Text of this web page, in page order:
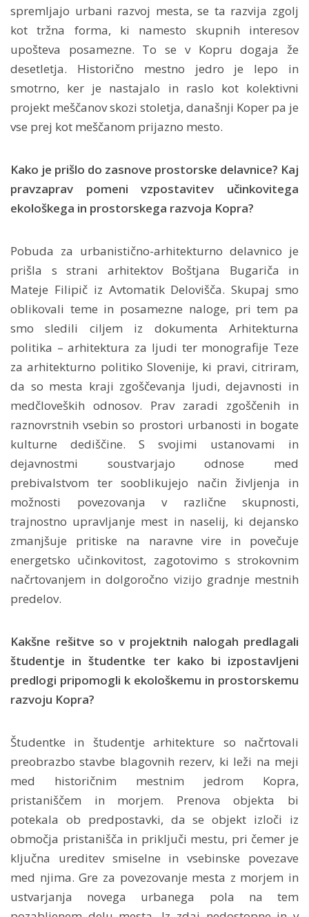
spremljajo urbani razvoj mesta, se ta razvija zgolj
kot tržna forma, ki namesto skupnih interesov
upošteva posamezne. To se v Kopru dogaja že
desetletja. Historično mestno jedro je lepo in
smotrno, ker je nastajalo in raslo kot kolektivni
projekt meščanov skozi stoletja, današnji Koper pa je
vse prej kot meščanom prijazno mesto.
Kako je prišlo do zasnove prostorske delavnice? Kaj
pravzaprav pomeni vzpostavitev učinkovitega
ekološkega in prostorskega razvoja Kopra?
Pobuda za urbanistično-arhitekturno delavnico je
prišla s strani arhitektov Boštjana Bugariča in
Mateje Filipič iz Avtomatik Delovišča. Skupaj smo
oblikovali teme in posamezne naloge, pri tem pa
smo sledili ciljem iz dokumenta Arhitekturna
politika – arhitektura za ljudi ter monografije Teze
za arhitekturno politiko Slovenije, ki pravi, citriram,
da so mesta kraji zgoščevanja ljudi, dejavnosti in
medčloveških odnosov. Prav zaradi zgoščenih in
raznovrstnih vsebin so prostori urbanosti in bogate
kulturne dediščine. S svojimi ustanovami in
dejavnostmi soustvarjajo odnose med
prebivalstvom ter sooblikujejo način življenja in
možnosti povezovanja v različne skupnosti,
trajnostno upravljanje mest in naselij, ki dejansko
zmanjšuje pritiske na naravne vire in povečuje
energetsko učinkovitost, zagotovimo s strokovnim
načrtovanjem in dolgoročno vizijo gradnje mestnih
predelov.
Kakšne rešitve so v projektnih nalogah predlagali
študentje in študentke ter kako bi izpostavljeni
predlogi pripomogli k ekološkemu in prostorskemu
razvoju Kopra?
Študentke in študentje arhitekture so načrtovali
preobrazbo stavbe blagovnih rezerv, ki leži na meji
med historičnim mestnim jedrom Kopra,
pristaniščem in morjem. Prenova objekta bi
potekala ob predpostavki, da se objekt izloči iz
območja pristanišča in priključi mestu, pri čemer je
ključna ureditev smiselne in vsebinske povezave
med njima. Gre za povezovanje mesta z morjem in
ustvarjanja novega urbanega pola na tem